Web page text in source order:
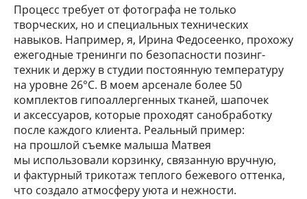
Процесс требует от фотографа не только
творческих, но и специальных технических
навыков. Например, я, Ирина Федосеенко, прохожу
ежегодные тренинги по безопасности позинг-
техник и держу в студии постоянную температуру
на уровне 26°C. В моем арсенале более 50
комплектов гипоаллергенных тканей, шапочек
и аксессуаров, которые проходят санобработку
после каждого клиента. Реальный пример:
на прошлой съемке малыша Матвея
мы использовали корзинку, связанную вручную,
и фактурный трикотаж теплого бежевого оттенка,
что создало атмосферу уюта и нежности.